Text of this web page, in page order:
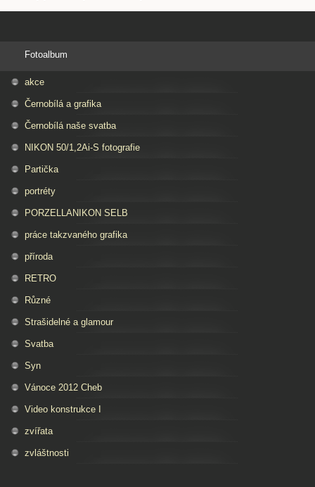
Fotoalbum
akce
Černobílá a grafika
Černobílá naše svatba
NIKON 50/1,2Ai-S fotografie
Partička
portréty
PORZELLANIKON SELB
práce takzvaného grafika
příroda
RETRO
Různé
Strašidelné a glamour
Svatba
Syn
Vánoce 2012 Cheb
Video konstrukce I
zvířata
zvláštnosti